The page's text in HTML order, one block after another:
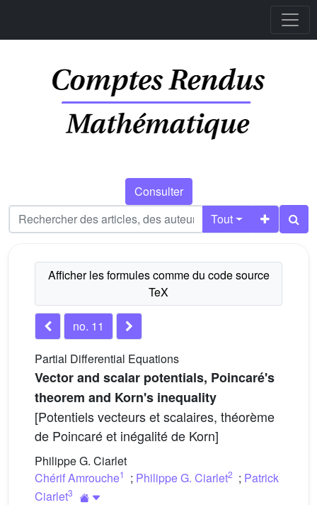
Consulter
Tout
no. 11
Partial Differential Equations
Vector and scalar potentials, Poincaré's
theorem and Korn's inequality
[Potentiels vecteurs et scalaires, théorème
de Poincaré et inégalité de Korn]
Philippe G. Ciarlet
Chérif Amrouche1 ; Philippe G. Ciarlet2 ; Patrick
Ciarlet3